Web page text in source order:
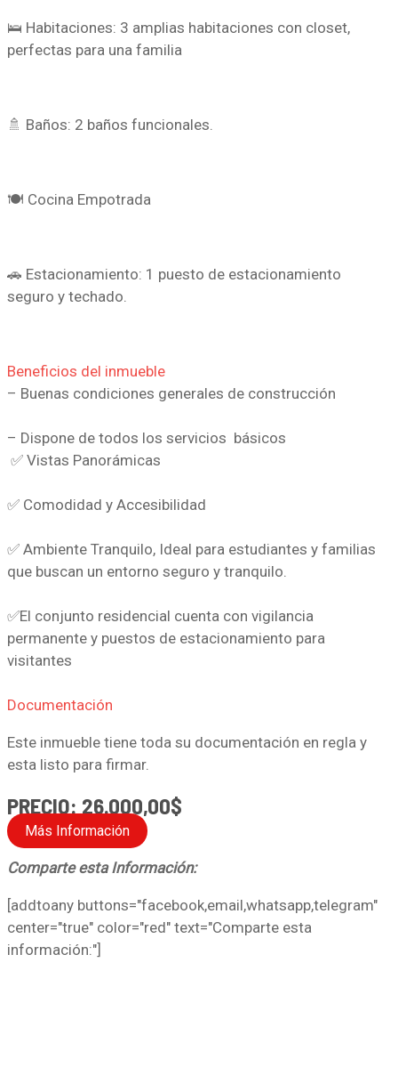
🛌 Habitaciones: 3 amplias habitaciones con closet,
perfectas para una familia
🚿 Baños: 2 baños funcionales.
🍽 Cocina Empotrada
🚗 Estacionamiento: 1 puesto de estacionamiento
seguro y techado.
Beneficios del inmueble
– Buenas condiciones generales de construcción
– Dispone de todos los servicios básicos
✅ Vistas Panorámicas
✅ Comodidad y Accesibilidad
✅ Ambiente Tranquilo, Ideal para estudiantes y familias
que buscan un entorno seguro y tranquilo.
✅El conjunto residencial cuenta con vigilancia
permanente y puestos de estacionamiento para
visitantes
Documentación
Este inmueble tiene toda su documentación en regla y
esta listo para firmar.
PRECIO: 26.000,00$
Más Información
Comparte esta Información:
[addtoany buttons="facebook,email,whatsapp,telegram"
center="true" color="red" text="Comparte esta
información:"]